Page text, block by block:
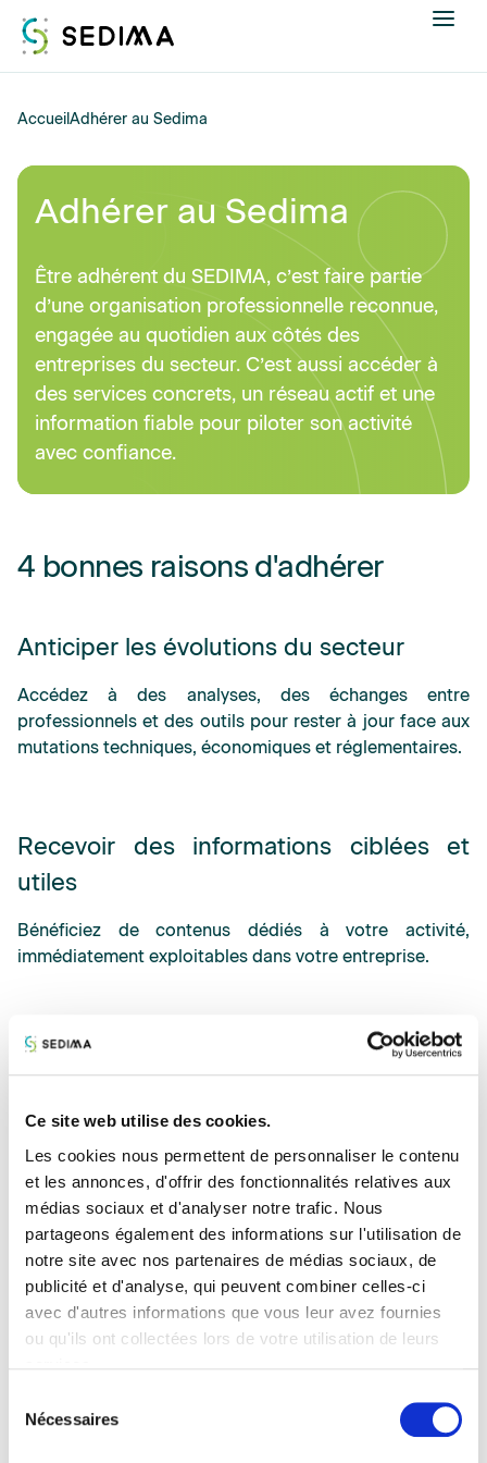
Ce site web utilise des cookies.
Les cookies nous permettent de personnaliser le contenu
et les annonces, d'offrir des fonctionnalités relatives aux
médias sociaux et d'analyser notre trafic. Nous
partageons également des informations sur l'utilisation de
notre site avec nos partenaires de médias sociaux, de
publicité et d'analyse, qui peuvent combiner celles-ci
avec d'autres informations que vous leur avez fournies
ou qu'ils ont collectées lors de votre utilisation de leurs
Nécessaires
Nous connaître
Actualités
Formations
Offres d'emploi
Annuaire
Contacter
AccueilAdhérer au Sedima
Adhérer au Sedima
Être adhérent du SEDIMA, c’est faire partie
d’une organisation professionnelle reconnue,
engagée au quotidien aux côtés des
entreprises du secteur. C’est aussi accéder à
des services concrets, un réseau actif et une
information fiable pour piloter son activité
avec confiance.
4 bonnes raisons d'adhérer
Anticiper les évolutions du secteur
Accédez à des analyses, des échanges entre
professionnels et des outils pour rester à jour face aux
mutations techniques, économiques et réglementaires.
Recevoir des informations ciblées et
utiles
Bénéficiez de contenus dédiés à votre activité,
immédiatement exploitables dans votre entreprise.
Suivre l’actualité réglementaire en
juridiques et sociales. Soyez toujours conforme aux
exigences en vigueur.
Sécuriser votre conformité
Appuyez-vous sur des experts pour vous assurer de
respecter une réglementation de plus en plus dense et